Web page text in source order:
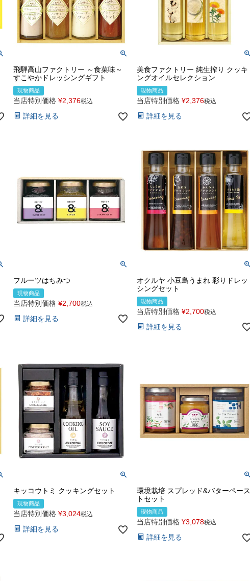
飛騨高山ファクトリー ～食菜味～
すこやかドレッシングギフト
現物商品
当店特別価格 ¥2,376税込
詳細を見る
美食ファクトリー 純生搾り クッキ
ングオイルセレクション
現物商品
当店特別価格 ¥2,376税込
詳細を見る
フルーツはちみつ
現物商品
当店特別価格 ¥2,700税込
詳細を見る
オクルヤ 小豆島うまれ 彩りドレッ
シングセット
現物商品
当店特別価格 ¥2,700税込
詳細を見る
キッコウトミ クッキングセット
現物商品
当店特別価格 ¥3,024税込
詳細を見る
環境栽培 スプレッド&バターペース
トセット
現物商品
当店特別価格 ¥3,078税込
詳細を見る